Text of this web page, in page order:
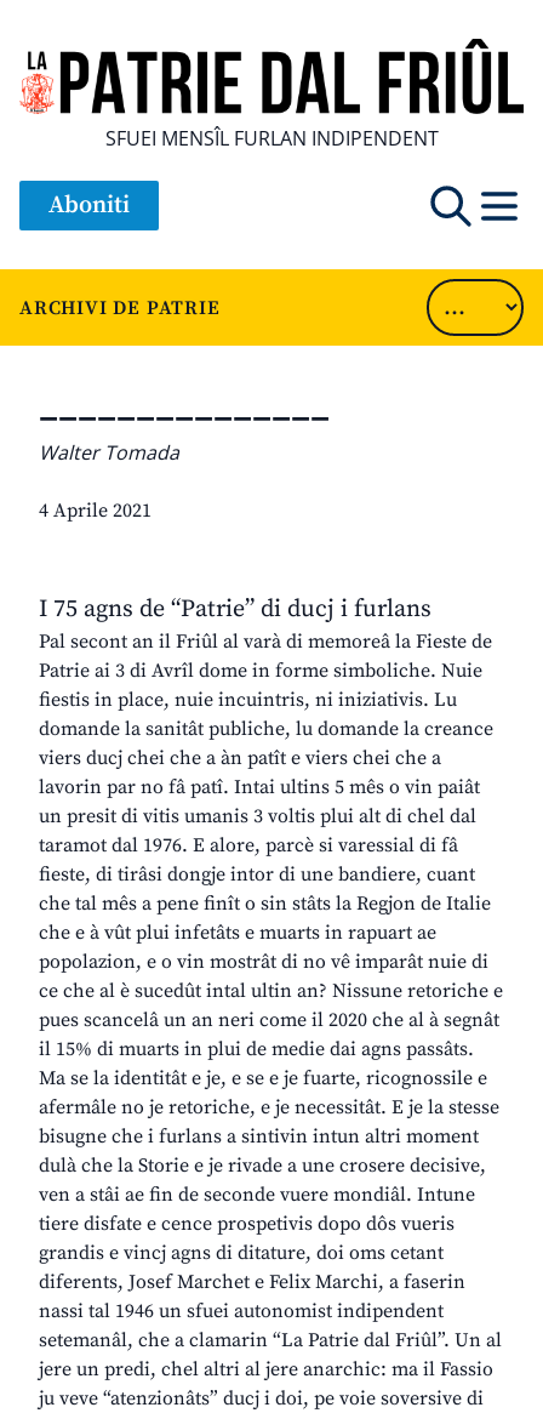
SFUEI MENSÎL FURLAN INDIPENDENT
Aboniti
ARCHIVI DE PATRIE
_______________
Walter Tomada
4 Aprile 2021
I 75 agns de “Patrie” di ducj i furlans
Pal secont an il Friûl al varà di memoreâ la Fieste de
Patrie ai 3 di Avrîl dome in forme simboliche. Nuie
fiestis in place, nuie incuintris, ni iniziativis. Lu
domande la sanitât publiche, lu domande la creance
viers ducj chei che a àn patît e viers chei che a
lavorin par no fâ patî. Intai ultins 5 mês o vin paiât
un presit di vitis umanis 3 voltis plui alt di chel dal
taramot dal 1976. E alore, parcè si varessial di fâ
fieste, di tirâsi dongje intor di une bandiere, cuant
che tal mês a pene finît o sin stâts la Regjon de Italie
che e à vût plui infetâts e muarts in rapuart ae
popolazion, e o vin mostrât di no vê imparât nuie di
ce che al è sucedût intal ultin an? Nissune retoriche e
pues scancelâ un an neri come il 2020 che al à segnât
il 15% di muarts in plui de medie dai agns passâts.
Ma se la identitât e je, e se e je fuarte, ricognossile e
afermâle no je retoriche, e je necessitât. E je la stesse
bisugne che i furlans a sintivin intun altri moment
dulà che la Storie e je rivade a une crosere decisive,
ven a stâi ae fin de seconde vuere mondiâl. Intune
tiere disfate e cence prospetivis dopo dôs vueris
grandis e vincj agns di ditature, doi oms cetant
diferents, Josef Marchet e Felix Marchi, a faserin
nassi tal 1946 un sfuei autonomist indipendent
setemanâl, che a clamarin “La Patrie dal Friûl”. Un al
jere un predi, chel altri al jere anarchic: ma il Fassio
ju veve “atenzionâts” ducj i doi, pe voie soversive di